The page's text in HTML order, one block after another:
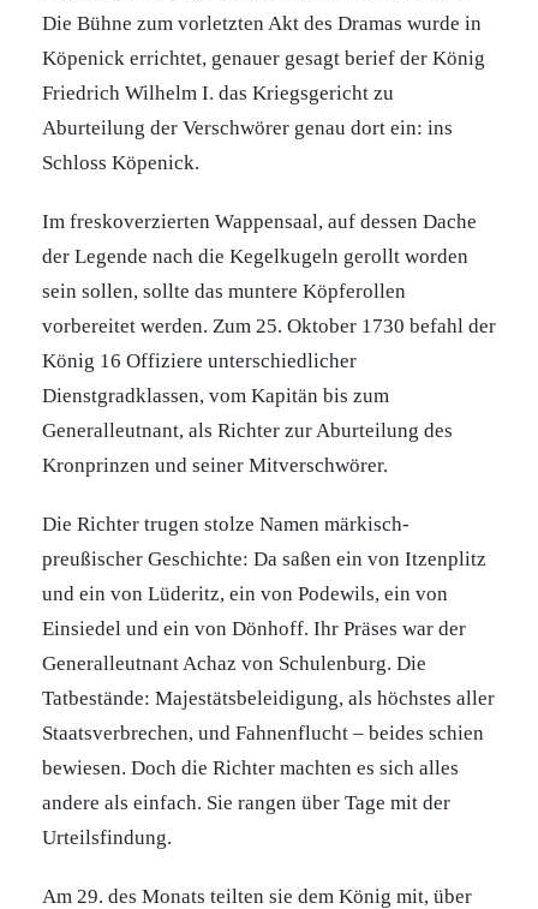
Die Bühne zum vorletzten Akt des Dramas wurde in
Köpenick errichtet, genauer gesagt berief der König
Friedrich Wilhelm I. das Kriegsgericht zu
Aburteilung der Verschwörer genau dort ein: ins
Schloss Köpenick.
Im freskoverzierten Wappensaal, auf dessen Dache
der Legende nach die Kegelkugeln gerollt worden
sein sollen, sollte das muntere Köpferollen
vorbereitet werden. Zum 25. Oktober 1730 befahl der
König 16 Offiziere unterschiedlicher
Dienstgradklassen, vom Kapitän bis zum
Generalleutnant, als Richter zur Aburteilung des
Kronprinzen und seiner Mitverschwörer.
Die Richter trugen stolze Namen märkisch-
preußischer Geschichte: Da saßen ein von Itzenplitz
und ein von Lüderitz, ein von Podewils, ein von
Einsiedel und ein von Dönhoff. Ihr Präses war der
Generalleutnant Achaz von Schulenburg. Die
Tatbestände: Majestätsbeleidigung, als höchstes aller
Staatsverbrechen, und Fahnenflucht – beides schien
bewiesen. Doch die Richter machten es sich alles
andere als einfach. Sie rangen über Tage mit der
Urteilsfindung.
Am 29. des Monats teilten sie dem König mit, über